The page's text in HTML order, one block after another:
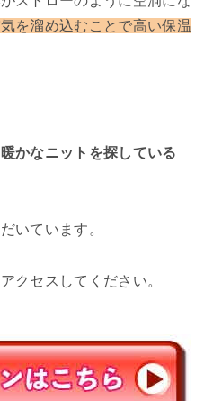
を溜め込むことで高い保温
かなニットを探している
いています。
クセスしてください。